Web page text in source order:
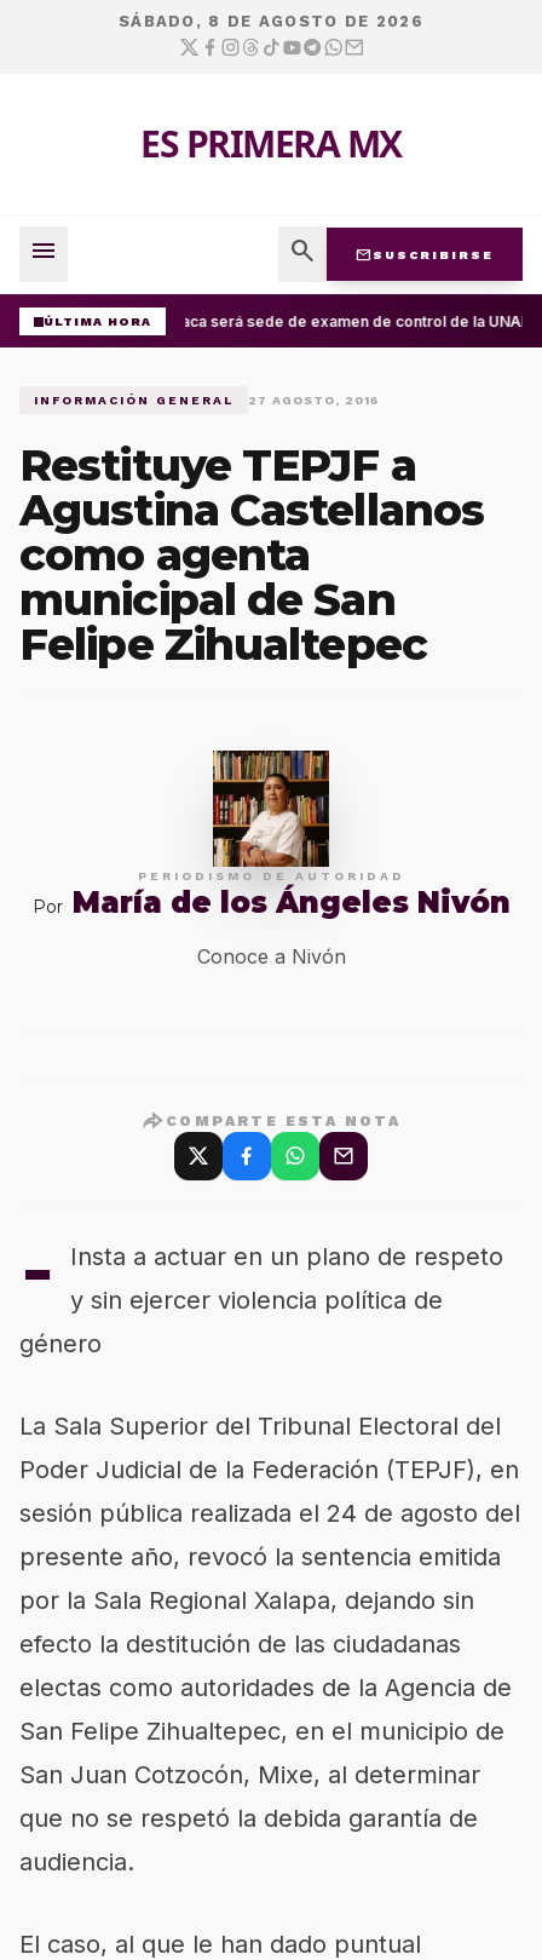
SÁBADO, 8 DE AGOSTO DE 2026
ES PRIMERA MX
menu search mail SUSCRIBIRSE
ÚLTIMA HORAOaxaca será sede de examen de control de la
INFORMACIÓN GENERAL 27 AGOSTO, 2016
Restituye TEPJF a
Agustina Castellanos
como agenta
municipal de San
Felipe Zihualtepec
PERIODISMO DE AUTORIDAD
Por María de los Ángeles Nivón
Conoce a Nivón
COMPARTE ESTA NOTA
-
Insta a actuar en un plano de respeto
y sin ejercer violencia política de
género
La Sala Superior del Tribunal Electoral del
Poder Judicial de la Federación (TEPJF), en
sesión pública realizada el 24 de agosto del
presente año, revocó la sentencia emitida
por la Sala Regional Xalapa, dejando sin
efecto la destitución de las ciudadanas
electas como autoridades de la Agencia de
San Felipe Zihualtepec, en el municipio de
San Juan Cotzocón, Mixe, al determinar
que no se respetó la debida garantía de
audiencia.
El caso, al que le han dado puntual